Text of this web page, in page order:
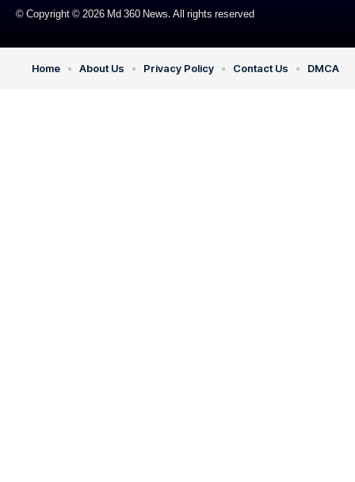
© Copyright © 2026 Md 360 News. All rights reserved
Home About Us Privacy Policy Contact Us DMCA